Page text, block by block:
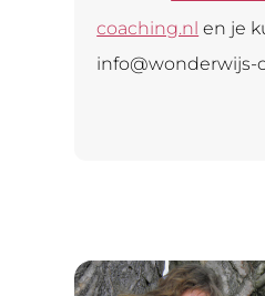
coaching.nl en je
info@wonderwijs-